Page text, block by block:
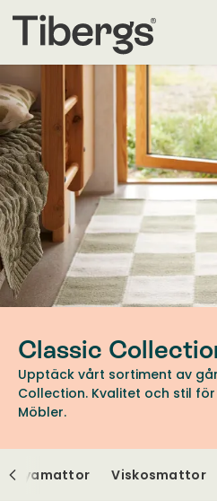
Classic
Upptäck vårt sortiment av
Collection. Kvalitet och stil
Möbler.
Ryamattor Viskosmattor